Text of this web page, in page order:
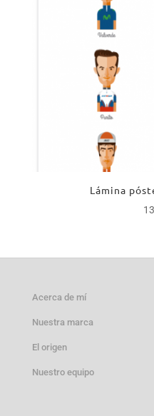
Lámina
Acerca de mí
Nuestra marca
El origen
Nuestro equipo